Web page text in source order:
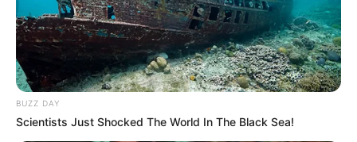
Fail! 10 Potret Makanan Gagal
Dimasak yang Bikin Kamu
Nggak Selera
BUZZ DAY
Scientists Just Shocked The World In The Black Sea!